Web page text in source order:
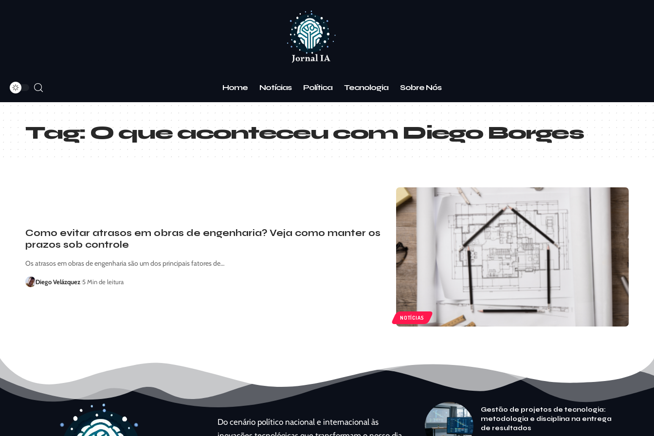
Home Notícias Política Tecnologia Sobre Nós
Tag: O que aconteceu com Diego Borges
NOTÍCIAS
Como evitar atrasos em obras de engenharia? Veja como manter os
prazos sob controle
Os atrasos em obras de engenharia são um dos principais fatores de…
Diego Velázquez 5 Min de leitura
Do cenário político nacional e internacional às
Gestão de projetos de tecnologia:
metodologia e disciplina na entrega
de resultados